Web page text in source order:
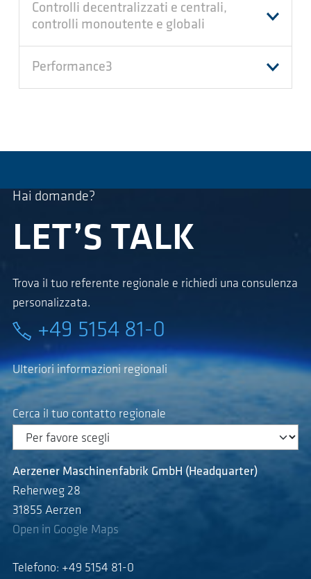
Controlli decentralizzati e centrali,
controlli monoutente e globali
Performance3
Hai domande?
LET’S TALK
Trova il tuo referente regionale e richiedi una consulenza
personalizzata.
+49 5154 81-0
Ulteriori informazioni regionali
Cerca il tuo contatto regionale
Aerzener Maschinenfabrik GmbH (Headquarter)
Reherweg 28
31855 Aerzen
Open in Google Maps
Telefono: +49 5154 81-0